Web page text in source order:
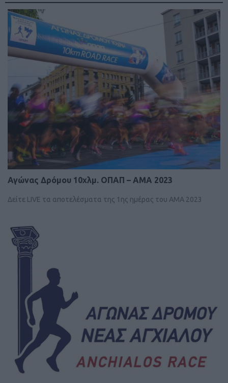
Αγώνας Δρόμου 10χλμ. ΟΠΑΠ – ΑΜΑ 2023
Δείτε LIVE τα αποτελέσματα της 1ης ημέρας του ΑΜΑ 2023